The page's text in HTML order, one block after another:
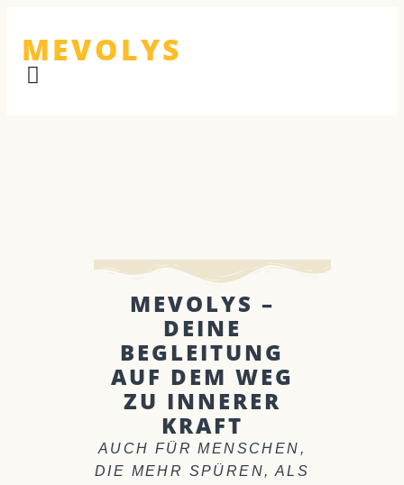
MEVOLYS
MEVOLYS –
DEINE
BEGLEITUNG
AUF DEM WEG
ZU INNERER
KRAFT
AUCH FÜR MENSCHEN,
DIE MEHR SPÜREN, ALS